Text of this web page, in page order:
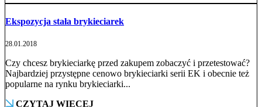
Ekspozycja stała brykieciarek
28.01.2018
Czy chcesz brykieciarkę przed zakupem zobaczyć i przetestować?
Najbardziej przystępne cenowo brykieciarki serii EK i obecnie też
popularne na rynku brykieciarki...
CZYTAJ WIĘCEJ